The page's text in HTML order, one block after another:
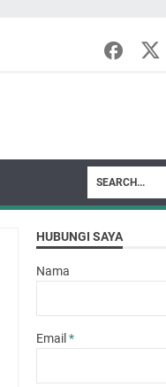
HUBUNGI SAYA
Nama
Email *